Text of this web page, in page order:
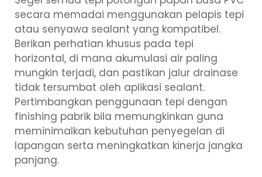
secara memadai menggunakan pelapis tepi
atau senyawa sealant yang kompatibel.
Berikan perhatian khusus pada tepi
horizontal, di mana akumulasi air paling
mungkin terjadi, dan pastikan jalur drainase
tidak tersumbat oleh aplikasi sealant.
Pertimbangkan penggunaan tepi dengan
finishing pabrik bila memungkinkan guna
meminimalkan kebutuhan penyegelan di
lapangan serta meningkatkan kinerja jangka
panjang.